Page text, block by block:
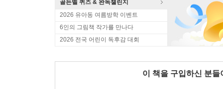
골든벨 퀴즈 & 완독챌린지
2026 유아동 여름방학 이벤트
6인의 그림책 작가를 만나다
2026 전국 어린이 독후감 대회
이 책을 구입하신 분